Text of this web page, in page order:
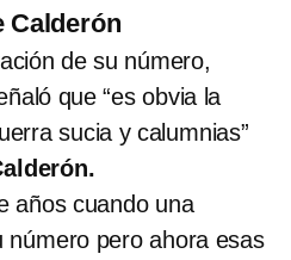
Calderón
de su número,
que “es obvia la
sucia y calumnias”
años cuando una
número pero ahora esas